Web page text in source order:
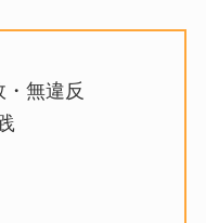
無違反